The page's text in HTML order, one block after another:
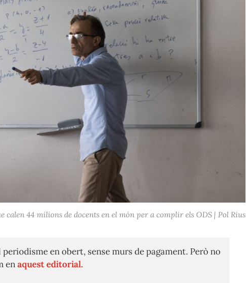
calen 44 milions de docents en el món per a complir els ODS | Pol Rius
en obert, sense murs de pagament. Però no
enaquest editorial.